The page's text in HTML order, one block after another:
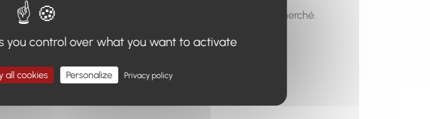
de page, ou à utiliser le menu pour trouver le contenu recherché.
Retour à l'accueil
you control over what you want to activate
all cookies Personalize Privacy policy